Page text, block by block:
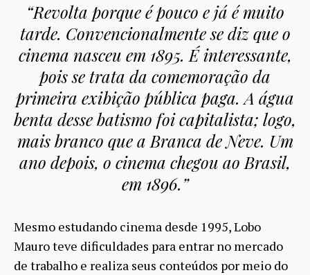
“Revolta porque é pouco e já é muito
tarde. Convencionalmente se diz que o
cinema nasceu em 1895. É interessante,
pois se trata da comemoração da
primeira exibição pública paga. A água
benta desse batismo foi capitalista; logo,
mais branco que a Branca de Neve. Um
ano depois, o cinema chegou ao Brasil,
em 1896.”
Mesmo estudando cinema desde 1995, Lobo
Mauro teve dificuldades para entrar no mercado
de trabalho e realiza seus conteúdos por meio do